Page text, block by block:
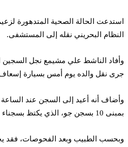
استدعت الحالة الصحية المتدهورة
النظام البحريني نقله إلى المستشفى.
وأفاد الناشط علي مشيمع نجل
جرى نقل والده يوم أمس بسيارة
بمبنى 10 بسجن جو، الذي يكتظ بسجناء الرأي والتعبير.
وبحسب الطبيب وبعد الفحوصات، فقد